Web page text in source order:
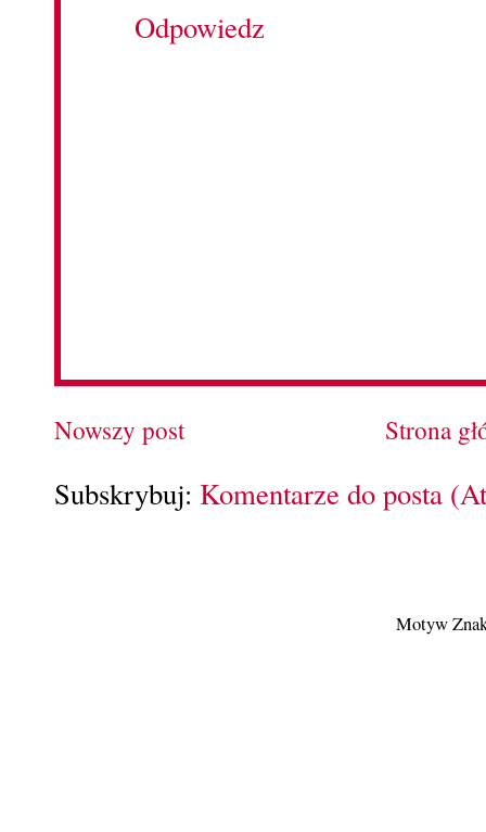
Odpowiedz
Nowszy post Strona
Subskrybuj: Komentarze do posta
Motyw